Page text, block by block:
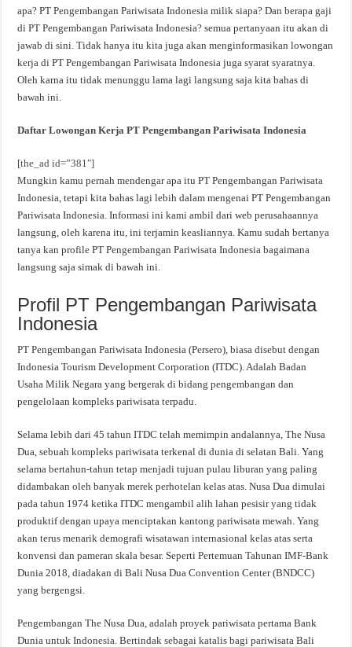
apa? PT Pengembangan Pariwisata Indonesia milik siapa? Dan berapa gaji
di PT Pengembangan Pariwisata Indonesia? semua pertanyaan itu akan di
jawab di sini. Tidak hanya itu kita juga akan menginformasikan lowongan
kerja di PT Pengembangan Pariwisata Indonesia juga syarat syaratnya.
Oleh karna itu tidak menunggu lama lagi langsung saja kita bahas di
bawah ini.
Daftar Lowongan Kerja PT Pengembangan Pariwisata Indonesia
[the_ad id=”381″]
Mungkin kamu pernah mendengar apa itu PT Pengembangan Pariwisata
Indonesia, tetapi kita bahas lagi lebih dalam mengenai PT Pengembangan
Pariwisata Indonesia. Informasi ini kami ambil dari web perusahaannya
langsung, oleh karena itu, ini terjamin keasliannya. Kamu sudah bertanya
tanya kan profile PT Pengembangan Pariwisata Indonesia bagaimana
langsung saja simak di bawah ini.
Profil PT Pengembangan Pariwisata
Indonesia
PT Pengembangan Pariwisata Indonesia (Persero), biasa disebut dengan
Indonesia Tourism Development Corporation (ITDC). Adalah Badan
Usaha Milik Negara yang bergerak di bidang pengembangan dan
pengelolaan kompleks pariwisata terpadu.
Selama lebih dari 45 tahun ITDC telah memimpin andalannya, The Nusa
Dua, sebuah kompleks pariwisata terkenal di dunia di selatan Bali. Yang
selama bertahun-tahun tetap menjadi tujuan pulau liburan yang paling
didambakan oleh banyak merek perhotelan kelas atas. Nusa Dua dimulai
pada tahun 1974 ketika ITDC mengambil alih lahan pesisir yang tidak
produktif dengan upaya menciptakan kantong pariwisata mewah. Yang
akan terus menarik demografi wisatawan internasional kelas atas serta
konvensi dan pameran skala besar. Seperti Pertemuan Tahunan IMF-Bank
Dunia 2018, diadakan di Bali Nusa Dua Convention Center (BNDCC)
yang bergengsi.
Pengembangan The Nusa Dua, adalah proyek pariwisata pertama Bank
Dunia untuk Indonesia. Bertindak sebagai katalis bagi pariwisata Bali